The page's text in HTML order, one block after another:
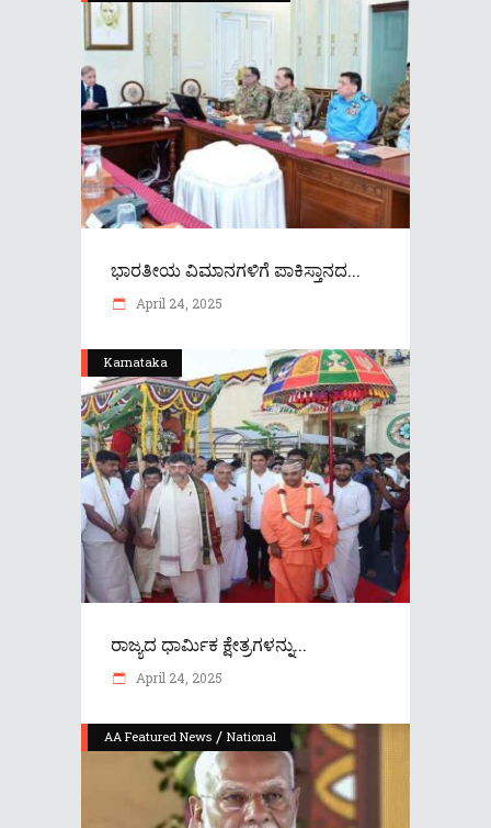
ಭಾರತೀಯ ವಿಮಾನಗಳಿಗೆ ಪಾಕಿಸ್ತಾನದ...
April 24, 2025
Karnataka
ರಾಜ್ಯದ ಧಾರ್ಮಿಕ ಕ್ಷೇತ್ರಗಳನ್ನು...
April 24, 2025
AA Featured News / National